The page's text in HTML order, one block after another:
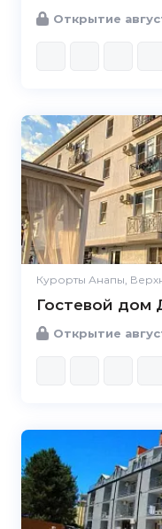
Открытие
Курорты Анапы,
Гостевой
Открытие